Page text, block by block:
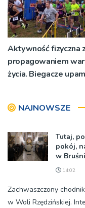
Aktywność fizyczna
propagowaniem
życia. Biegacze
NAJNOWSZE
Tutaj,
pokój,
w
14:02
Zachwaszczony
w Woli Rzędzińskiej.